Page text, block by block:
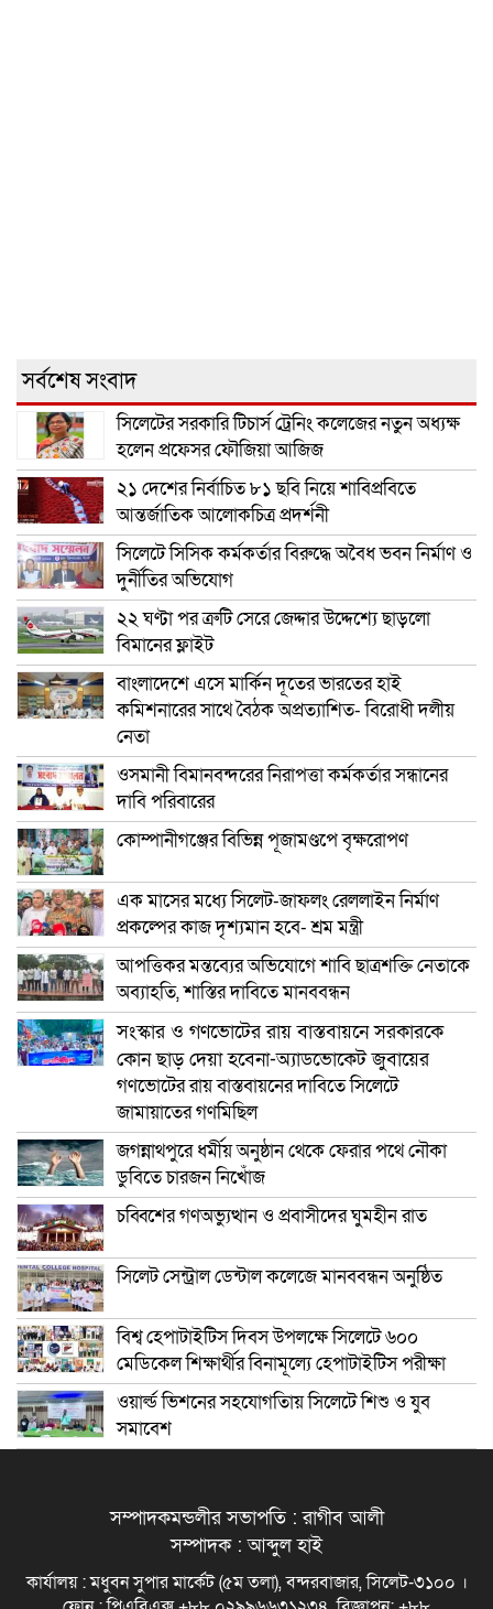
সর্বশেষ সংবাদ
সিলেটের সরকারি টিচার্স ট্রেনিং কলেজের নতুন অধ্যক্ষ
হলেন প্রফেসর ফৌজিয়া আজিজ
২১ দেশের নির্বাচিত ৮১ ছবি নিয়ে শাবিপ্রবিতে
আন্তর্জাতিক আলোকচিত্র প্রদর্শনী
সিলেটে সিসিক কর্মকর্তার বিরুদ্ধে অবৈধ ভবন নির্মাণ ও
দুর্নীতির অভিযোগ
২২ ঘণ্টা পর ত্রুটি সেরে জেদ্দার উদ্দেশ্যে ছাড়লো
বিমানের ফ্লাইট
বাংলাদেশে এসে মার্কিন দূতের ভারতের হাই
কমিশনারের সাথে বৈঠক অপ্রত্যাশিত- বিরোধী দলীয়
নেতা
ওসমানী বিমানবন্দরের নিরাপত্তা কর্মকর্তার সন্ধানের
দাবি পরিবারের
কোম্পানীগঞ্জের বিভিন্ন পূজামণ্ডপে বৃক্ষরোপণ
এক মাসের মধ্যে সিলেট-জাফলং রেললাইন নির্মাণ
প্রকল্পের কাজ দৃশ্যমান হবে- শ্রম মন্ত্রী
আপত্তিকর মন্তব্যের অভিযোগে শাবি ছাত্রশক্তি নেতাকে
অব্যাহতি, শাস্তির দাবিতে মানববন্ধন
সংস্কার ও গণভোটের রায় বাস্তবায়নে সরকারকে
কোন ছাড় দেয়া হবেনা-অ্যাডভোকেট জুবায়ের
গণভোটের রায় বাস্তবায়নের দাবিতে সিলেটে
জামায়াতের গণমিছিল
জগন্নাথপুরে ধর্মীয় অনুষ্ঠান থেকে ফেরার পথে নৌকা
ডুবিতে চারজন নিখোঁজ
চব্বিশের গণঅভ্যুত্থান ও প্রবাসীদের ঘুমহীন রাত
সিলেট সেন্ট্রাল ডেন্টাল কলেজে মানববন্ধন অনুষ্ঠিত
বিশ্ব হেপাটাইটিস দিবস উপলক্ষে সিলেটে ৬০০
মেডিকেল শিক্ষার্থীর বিনামূল্যে হেপাটাইটিস পরীক্ষা
ওয়ার্ল্ড ভিশনের সহযোগতিায় সিলেটে শিশু ও যুব
সমাবেশ
সম্পাদকমন্ডলীর সভাপতি : রাগীব আলী
সম্পাদক : আব্দুল হাই
কার্যালয় : মধুবন সুপার মার্কেট (৫ম তলা), বন্দরবাজার, সিলেট-৩১০০ ।